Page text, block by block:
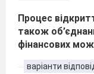
Процес
також
фінансових
варіанти